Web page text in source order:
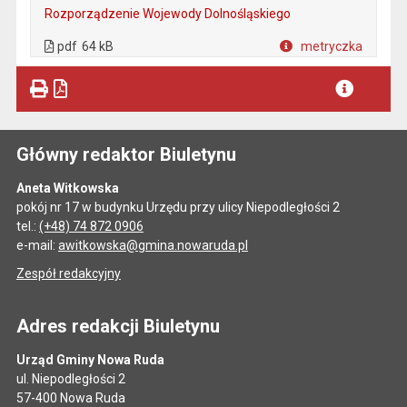
Rozporządzenie Wojewody Dolnośląskiego
pdf 64 kB metryczka
Główny redaktor Biuletynu
Aneta Witkowska
pokój nr 17 w budynku Urzędu przy ulicy Niepodległości 2
tel.: (+48) 74 872 0906
e-mail: awitkowska@gmina.nowaruda.pl
Zespół redakcyjny
Adres redakcji Biuletynu
Urząd Gminy Nowa Ruda
ul. Niepodległości 2
57-400 Nowa Ruda